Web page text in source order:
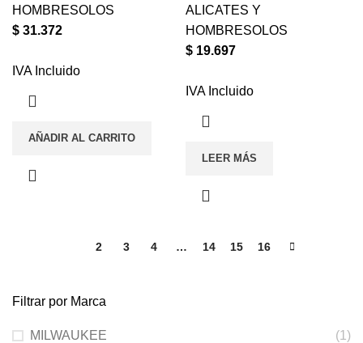
Filtrar por Marca
MILWAUKEE (1)
HOMBRESOLOS
$ 31.372
IVA Incluido
AÑADIR AL CARRITO
ALICATES Y
HOMBRESOLOS
$ 19.697
IVA Incluido
LEER MÁS
2 3 4 … 14 15 16